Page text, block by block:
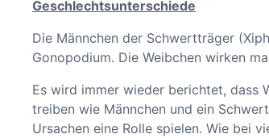
Geschlechtsunterschiede
Die Männchen der Schwertträger
Gonopodium. Die Weibchen wirken
Es wird immer wieder berichtet, dass
treiben wie Männchen und ein
Ursachen eine Rolle spielen. Wie bei